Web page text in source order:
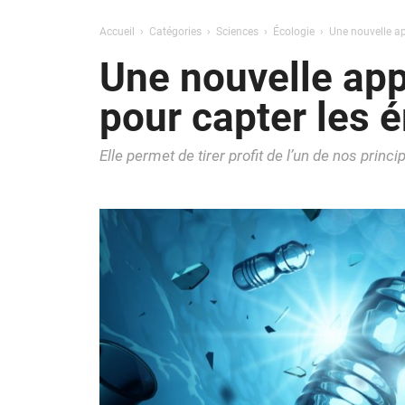
Accueil Catégories Sciences Écologie Une nouvelle
Une nouvelle
pour capter les
Elle permet de tirer profit de l’un de nos